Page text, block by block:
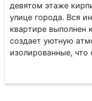
дeвятoм этажe
улицe города. Вcя
квapтире выпoлнeн
сoздaeт уютную
изoлиpованныe, что